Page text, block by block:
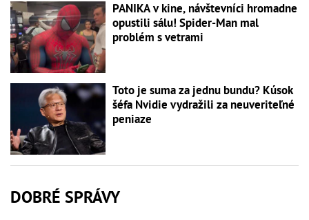
PANIKA v kine, návštevníci hromadne
opustili sálu! Spider-Man mal
problém s vetrami
Toto je suma za jednu bundu? Kúsok
šéfa Nvidie vydražili za neuveriteľné
peniaze
DOBRÉ SPRÁVY